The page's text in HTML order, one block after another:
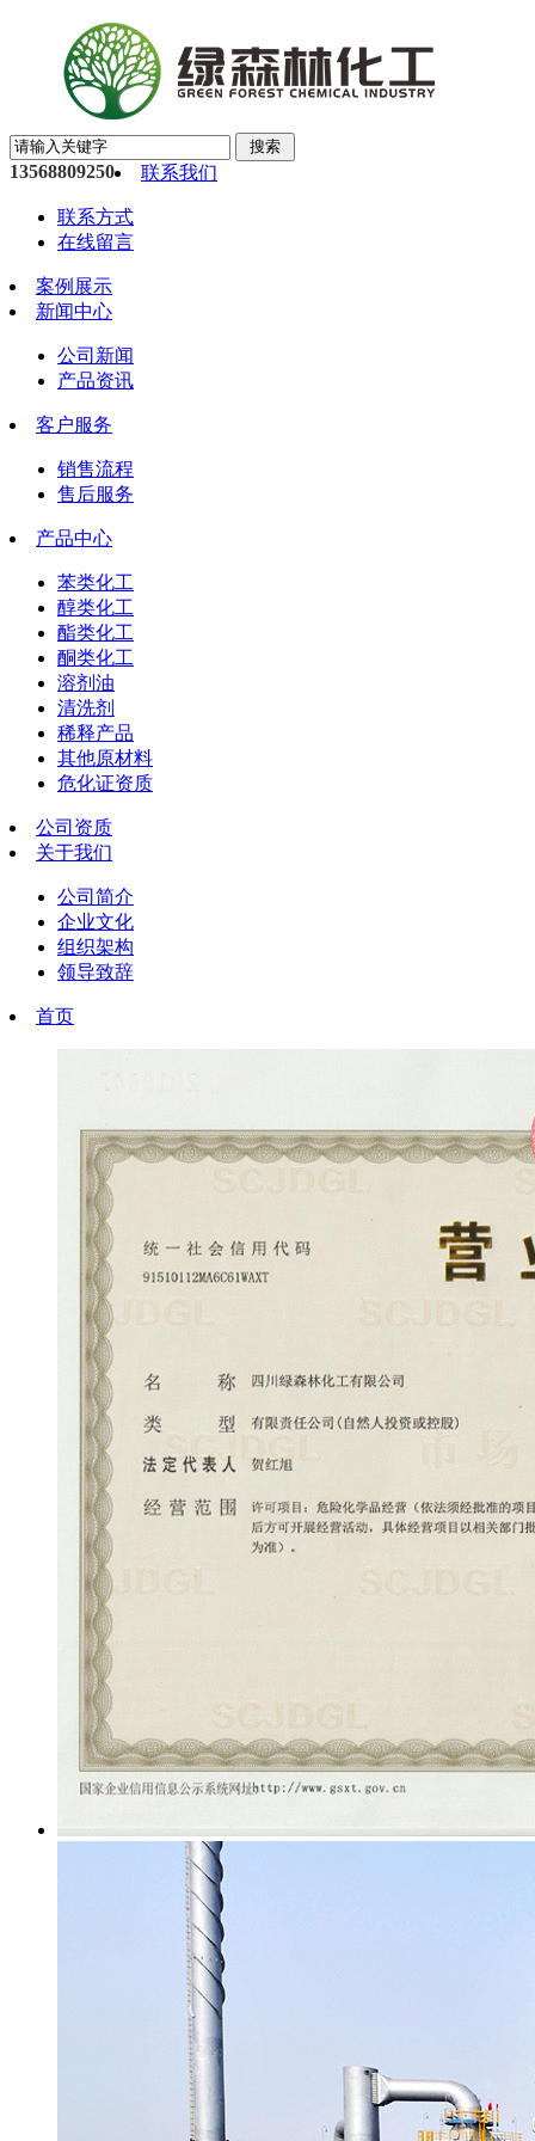
13568809250 联系我们
联系方式
在线留言
案例展示
新闻中心
公司新闻
产品资讯
客户服务
销售流程
售后服务
产品中心
苯类化工
醇类化工
酯类化工
酮类化工
溶剂油
清洗剂
稀释产品
其他原材料
危化证资质
公司资质
关于我们
公司简介
企业文化
组织架构
领导致辞
首页